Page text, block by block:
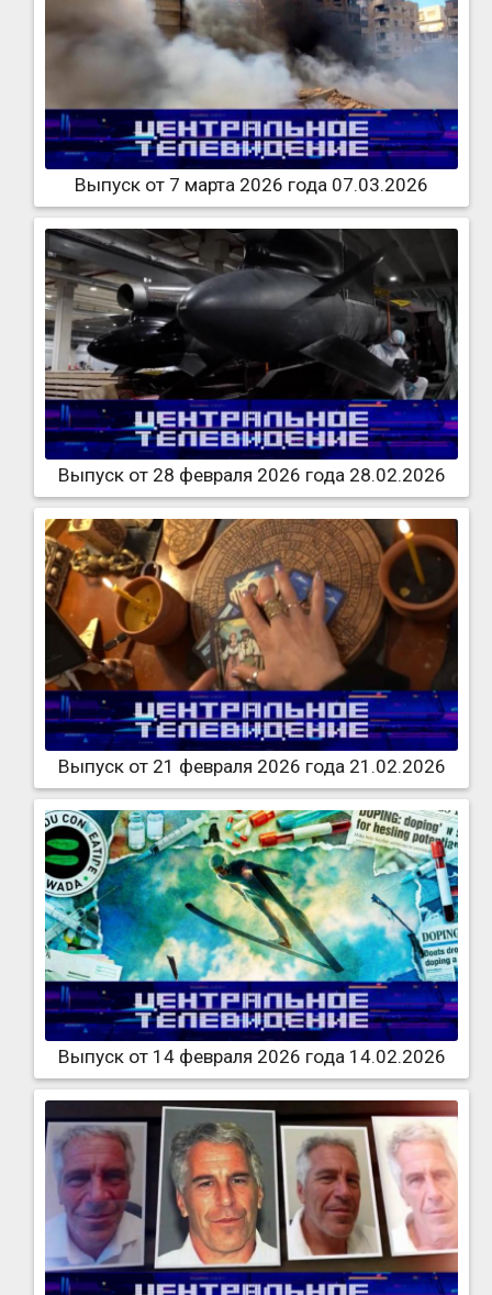
Выпуск от 7 марта 2026 года 07.03.2026
Выпуск от 28 февраля 2026 года 28.02.2026
Выпуск от 21 февраля 2026 года 21.02.2026
Выпуск от 14 февраля 2026 года 14.02.2026